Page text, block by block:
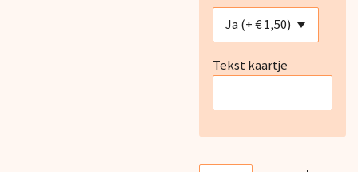
Tekst kaartje